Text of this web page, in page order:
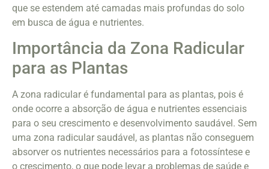
que se estendem até camadas mais profundas do solo
em busca de água e nutrientes.
Importância da Zona Radicular
para as Plantas
A zona radicular é fundamental para as plantas, pois é
onde ocorre a absorção de água e nutrientes essenciais
para o seu crescimento e desenvolvimento saudável. Sem
uma zona radicular saudável, as plantas não conseguem
absorver os nutrientes necessários para a fotossíntese e
o crescimento, o que pode levar a problemas de saúde e